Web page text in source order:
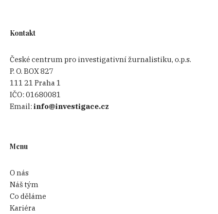
Kontakt
České centrum pro investigativní žurnalistiku, o.p.s.
P. O. BOX 827
111 21 Praha 1
IČO:01680081
Email:info@investigace.cz
Menu
O nás
Náš tým
Co děláme
Kariéra